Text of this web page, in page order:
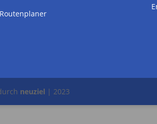
neuziel | 2023